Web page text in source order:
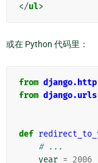
</ul>
或在 Python 代码里：
from django.http
from django.urls
def
# ...
year = 2006